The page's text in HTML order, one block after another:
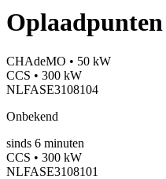
Oplaadpunten
CHAdeMO • 50 kW
CCS • 300 kW
NLFASE3108104
Onbekend
sinds 6 minuten
CCS • 300 kW
NLFASE3108101